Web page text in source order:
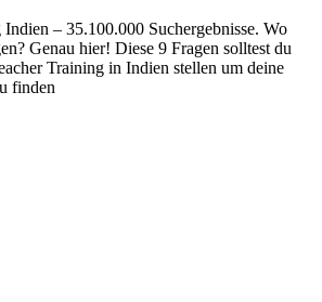
– 35.100.000 Suchergebnisse. Wo
Genau hier! Diese 9 Fragen solltest du
Training in Indien stellen um deine
finden